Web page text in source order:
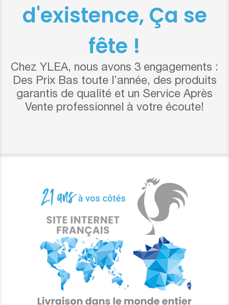
d'existence, Ça se
fête !
Chez YLEA, nous avons 3 engagements :
Des Prix Bas toute l’année, des produits
garantis de qualité et un Service Après
Vente professionnel à votre écoute!